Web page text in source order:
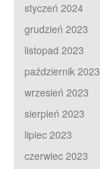
styczeń 2024
grudzień 2023
listopad 2023
październik 2023
wrzesień 2023
sierpień 2023
lipiec 2023
czerwiec 2023